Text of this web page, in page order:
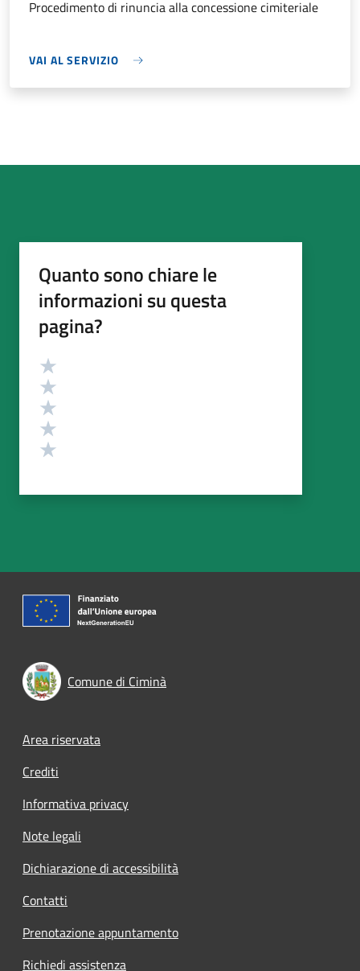
Procedimento di rinuncia alla concessione cimiteriale
VAI AL SERVIZIO
Quanto sono chiare le
informazioni su questa
pagina?
Valutazione
Comune di Ciminà
Footer menu
Area riservata
Crediti
Informativa privacy
Note legali
Dichiarazione di accessibilità
Contatti
Prenotazione appuntamento
Richiedi assistenza